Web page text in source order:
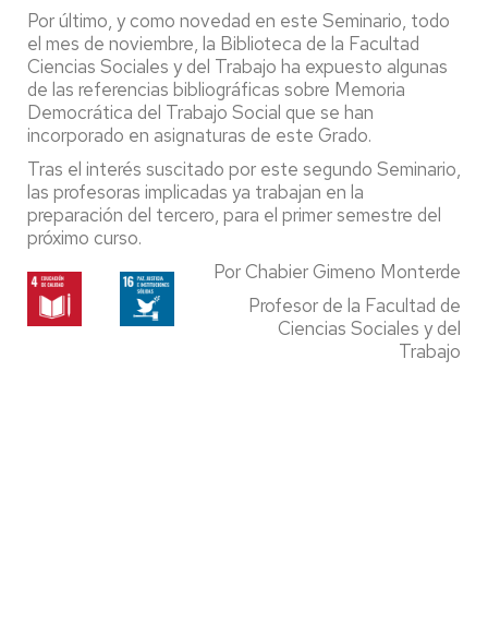
Por último, y como novedad en este Seminario, todo
el mes de noviembre, la Biblioteca de la Facultad
Ciencias Sociales y del Trabajo ha expuesto algunas
de las referencias bibliográficas sobre Memoria
Democrática del Trabajo Social que se han
incorporado en asignaturas de este Grado.
Tras el interés suscitado por este segundo Seminario,
las profesoras implicadas ya trabajan en la
preparación del tercero, para el primer semestre del
próximo curso.
Por Chabier Gimeno Monterde
Profesor de la Facultad de
Ciencias Sociales y del
Trabajo